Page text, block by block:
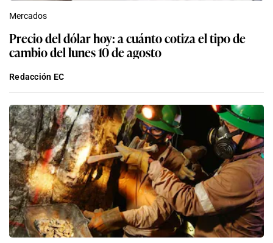
Mercados
Precio del dólar hoy: a cuánto cotiza el tipo de
cambio del lunes 10 de agosto
Redacción EC